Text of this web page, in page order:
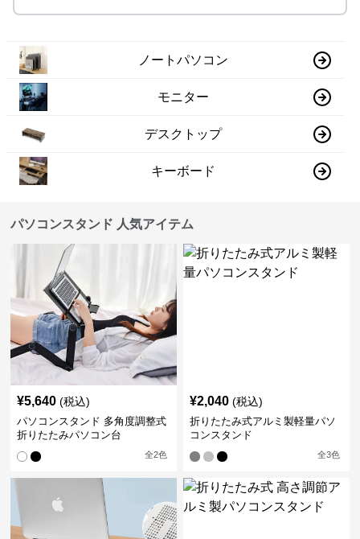
ノートパソコン
モニター
デスクトップ
キーボード
パソコンスタンド 人気アイテム
¥5,640 (税込)
パソコンスタンド 多角度調整式
折りたたみパソコン台
全2色
¥2,040 (税込)
折りたたみ式アルミ製軽量パソ
コンスタンド
全3色